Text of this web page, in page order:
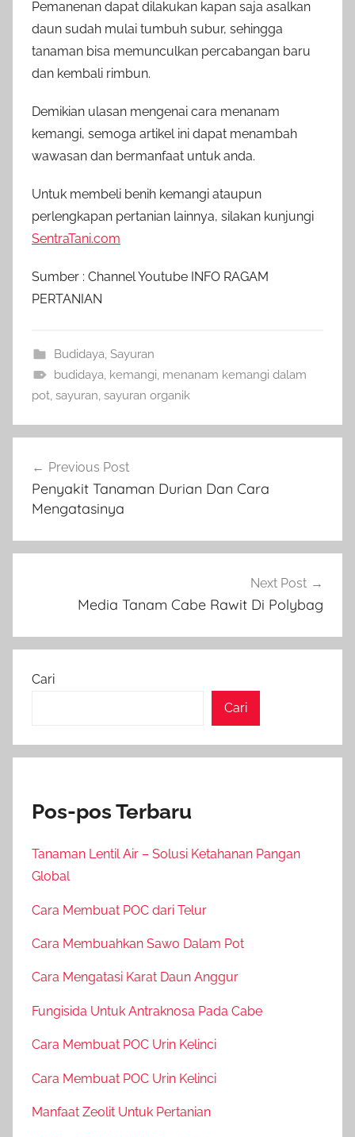
Pemanenan dapat dilakukan kapan saja asalkan
daun sudah mulai tumbuh subur, sehingga
tanaman bisa memunculkan percabangan baru
dan kembali rimbun.
Demikian ulasan mengenai cara menanam
kemangi, semoga artikel ini dapat menambah
wawasan dan bermanfaat untuk anda.
Untuk membeli benih kemangi ataupun
perlengkapan pertanian lainnya, silakan kunjungi
SentraTani.com
Sumber : Channel Youtube INFO RAGAM
PERTANIAN
Budidaya, Sayuran
budidaya, kemangi, menanam kemangi dalam
pot, sayuran, sayuran organik
pos
Previous Post
Penyakit Tanaman Durian Dan Cara
Mengatasinya
Next Post
Media Tanam Cabe Rawit Di Polybag
Cari
Cari
Pos-pos Terbaru
Tanaman Lentil Air – Solusi Ketahanan Pangan
Global
Cara Membuat POC dari Telur
Cara Membuahkan Sawo Dalam Pot
Cara Mengatasi Karat Daun Anggur
Fungisida Untuk Antraknosa Pada Cabe
Cara Membuat POC Urin Kelinci
Cara Membuat POC Urin Kelinci
Manfaat Zeolit Untuk Pertanian